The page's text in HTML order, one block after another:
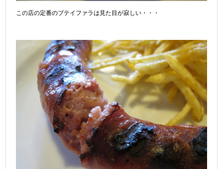
この店の定番のブテイファラは見た目が寂しい・・・